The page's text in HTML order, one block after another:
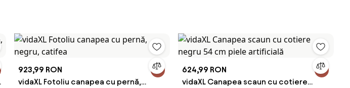
923,99 RON
vidaXL Fotoliu canapea cu pernă,
624,99 RON
vidaXL Canapea scaun cu cotiere